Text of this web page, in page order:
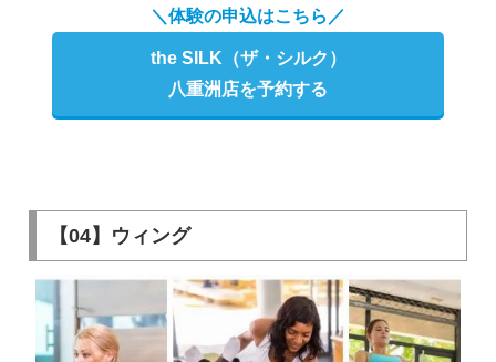
＼体験の申込はこちら／
the SILK（ザ・シルク）
八重洲店を予約する
【04】ウィング